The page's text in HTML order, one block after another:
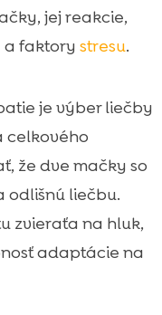
jej reakcie,
a faktory stresu.
je výber liečby
celkového
že dve mačky so
odlišnú liečbu.
zvieraťa na hluk,
adaptácie na